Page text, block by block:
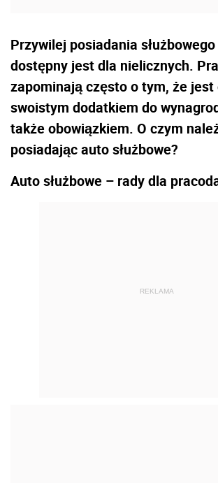
Przywilej posiadania
dostępny jest dla nielicznych.
zapominają często o tym, że
swoistym dodatkiem do
także obowiązkiem. O czym
posiadając auto służbowe?
Auto służbowe – rady dla
REKLAMA